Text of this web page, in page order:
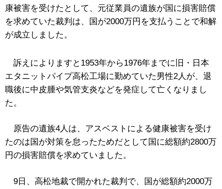
康被害を受けたとして、元従業員の遺族が国に損害賠償
を求めていた裁判は、国が2000万円を支払うことで和解
が成立しました。
訴えによりますと1953年から1976年までに旧・日本
エタニットパイプ高松工場に勤めていた男性2人が、退
職後に中皮腫や気管支炎などを発症して亡くなりまし
た。
原告の遺族4人は、アスベストによる健康被害を受け
たのは国が対策を怠ったためだとして国に総額約2800万
円の損害賠償を求めていました。
9日、高松地裁で開かれた裁判で、国が総額約2000万